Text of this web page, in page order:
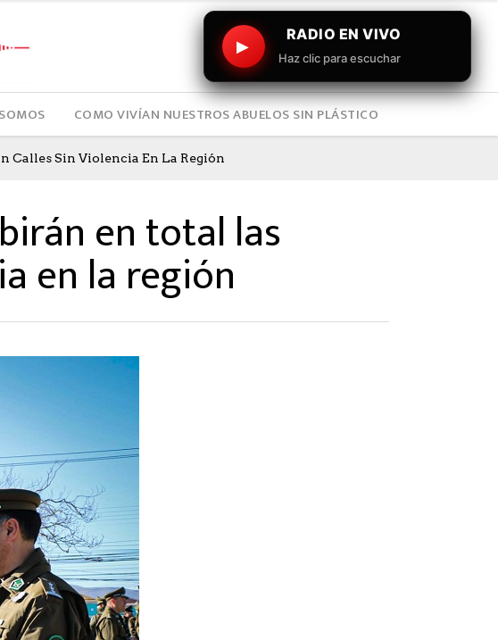
▶
RADIO EN VIVO
Haz clic para escuchar
COMO VIVÍAN NUESTROS ABUELOS SIN PLÁSTICO
Calles Sin Violencia En La Región
en total las
en la región